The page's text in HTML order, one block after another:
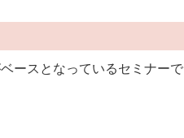
ベースとなっているセミナーで